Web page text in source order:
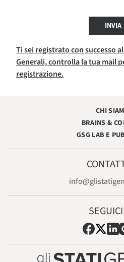
INVIA
Ti sei registrato con successo
Generali, controlla la tua mail
registrazione.
CHI
BRAINS &
GSG LAB E